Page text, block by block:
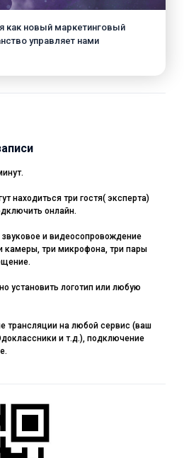
как новый маркетинговый
управляет нами
находиться три гостя( эксперта)
онлайн.
звуковое и видеосопровождение
камеры, три микрофона, три пары
установить логотип или любую
трансляции на любой сервис (ваш
и т.д.), подключение